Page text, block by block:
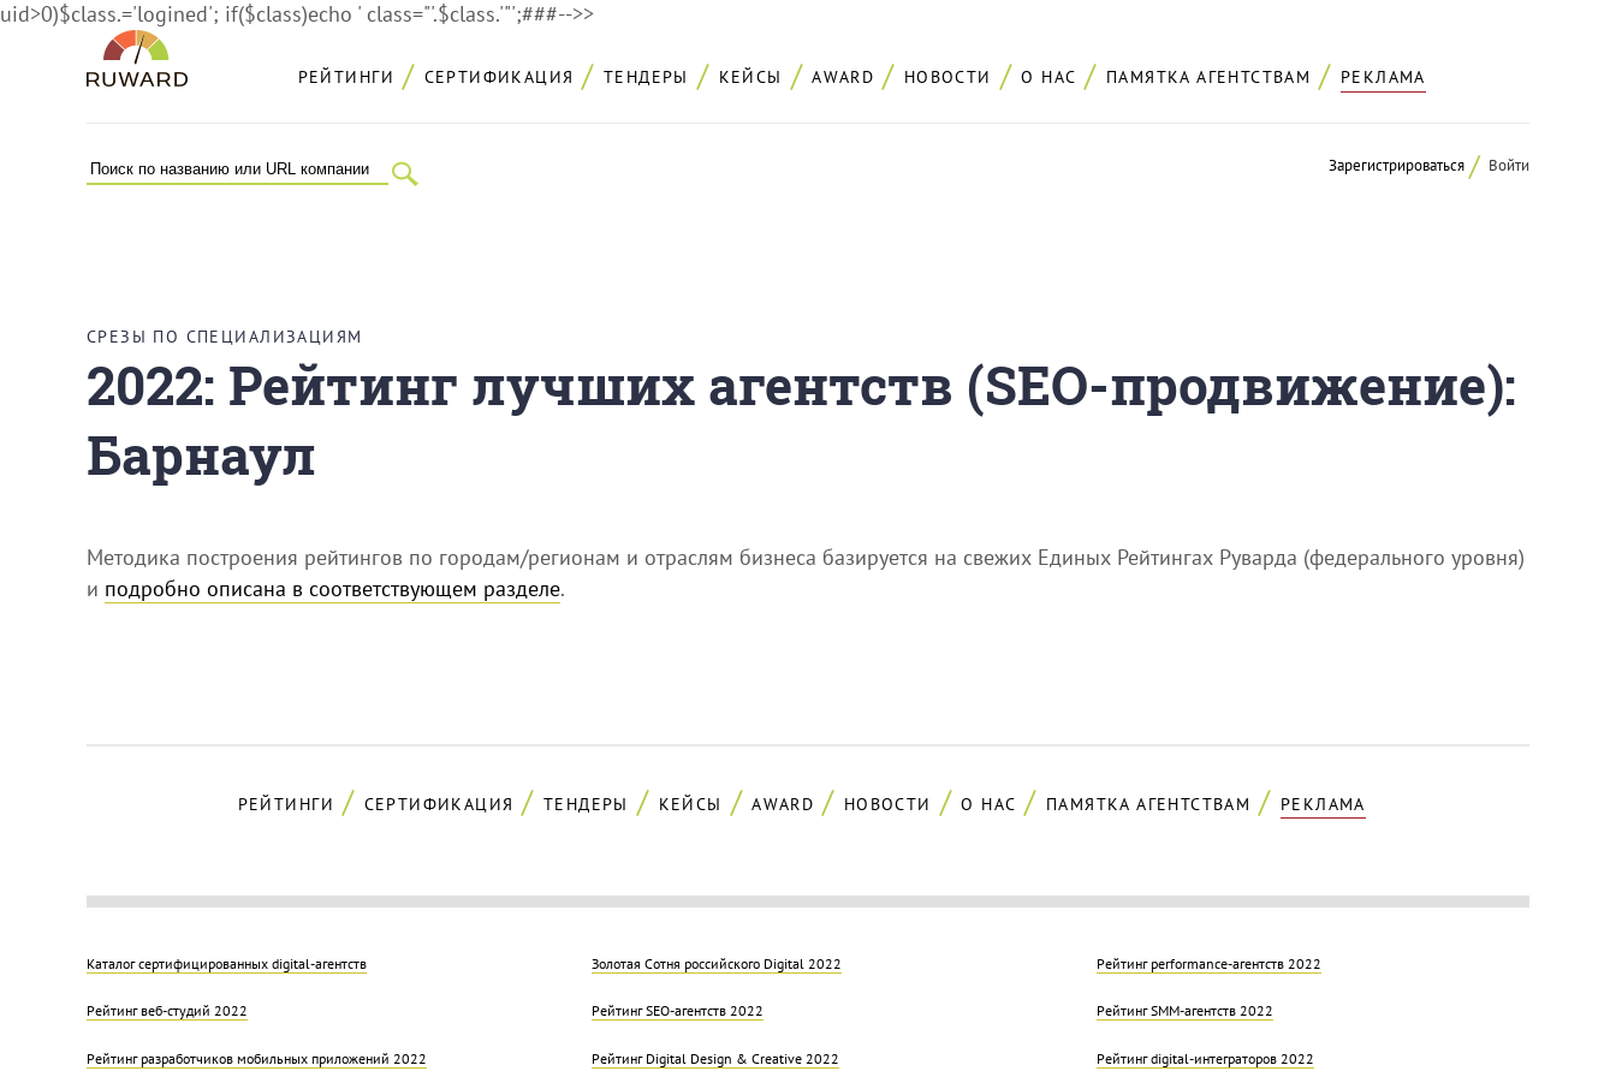
uid>0)$class.='logined'; if($class)echo ' class="'.$class.'"';###-->>
РЕЙТИНГИ СЕРТИФИКАЦИЯ ТЕНДЕРЫ КЕЙСЫ AWARD НОВОСТИ О НАС ПАМЯТКА АГЕНТСТВАМ РЕКЛАМА
Зарегистрироваться Войти
СРЕЗЫ ПО СПЕЦИАЛИЗАЦИЯМ
2022: Рейтинг лучших агентств (SEO-продвижение):
Барнаул
Методика построения рейтингов по городам/регионам и отраслям бизнеса базируется на свежих Единых Рейтингах Руварда (федерального уровня)
и подробно описана в соответствующем разделе.
РЕЙТИНГИ СЕРТИФИКАЦИЯ ТЕНДЕРЫ КЕЙСЫ AWARD НОВОСТИ О НАС ПАМЯТКА АГЕНТСТВАМ РЕКЛАМА
Каталог сертифицированных digital-агентств Золотая Cотня российского Digital 2022 Рейтинг performance-агентств 2022
Рейтинг веб-студий 2022 Рейтинг SEO-агентств 2022 Рейтинг SMM-агентств 2022
Рейтинг разработчиков мобильных приложений 2022 Рейтинг Digital Design & Creative 2022 Рейтинг digital-интеграторов 2022